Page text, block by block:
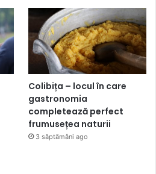
Colibița – locul în care
gastronomia
completează perfect
frumusețea naturii
3 săptămâni ago